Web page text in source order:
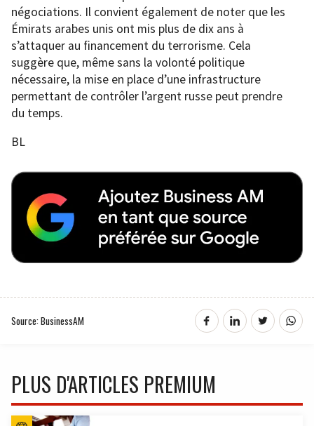
négociations. Il convient également de noter que les
Émirats arabes unis ont mis plus de dix ans à
s’attaquer au financement du terrorisme. Cela
suggère que, même sans la volonté politique
nécessaire, la mise en place d’une infrastructure
permettant de contrôler l’argent russe peut prendre
du temps.
BL
Source: BusinessAM
PLUS D'ARTICLES PREMIUM